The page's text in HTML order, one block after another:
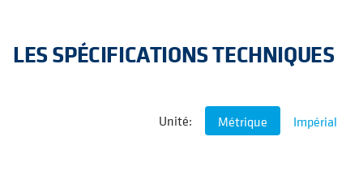
LES SPÉCIFICATIONS TECHNIQUES
Unité: Métrique Impérial